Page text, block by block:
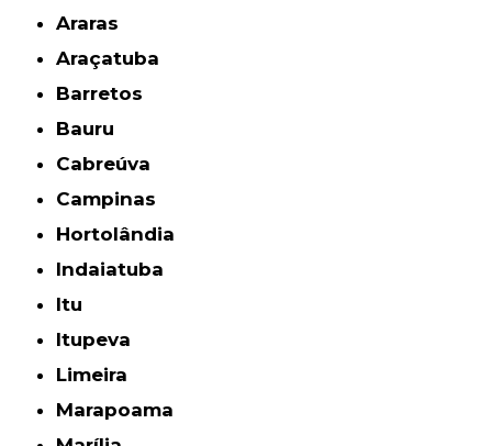
Araras
Araçatuba
Barretos
Bauru
Cabreúva
Campinas
Hortolândia
Indaiatuba
Itu
Itupeva
Limeira
Marapoama